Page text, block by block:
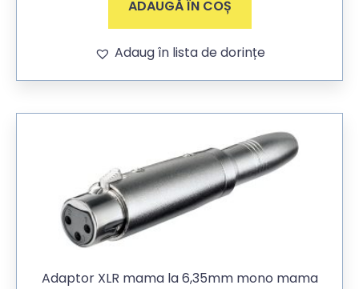
ADAUGĂ ÎN COȘ
Adaug în lista de dorințe
Adaptor XLR mama la 6,35mm mono mama